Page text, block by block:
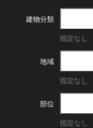
建物分類
指定なし
地域
指定なし
部位
指定なし